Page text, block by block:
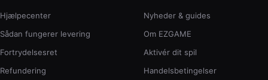
Hjælpecenter
Sådan fungerer levering
Fortrydelsesret
Refundering
Nyheder & guides
Om EZGAME
Aktivér dit spil
Handelsbetingelser